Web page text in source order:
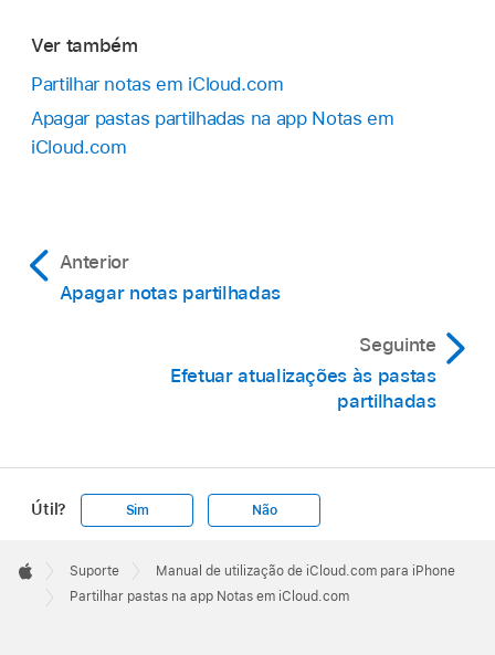
Ver também
Partilhar notas em iCloud.com
Apagar pastas partilhadas na app Notas em
iCloud.com
Anterior
Apagar notas partilhadas
Seguinte
Efetuar atualizações às pastas
partilhadas
Útil? Sim Não
Footer

Apple
Suporte
Manual de utilização de iCloud.com para iPhone
Partilhar pastas na app Notas em iCloud.com